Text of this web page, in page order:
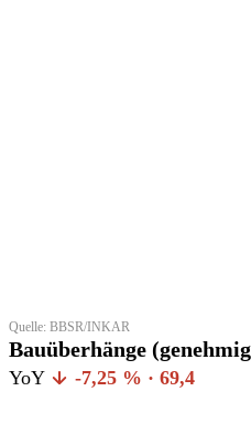
Quelle: BBSR/INKAR
Bauüberhänge
YoY -7,25 % · 69,4